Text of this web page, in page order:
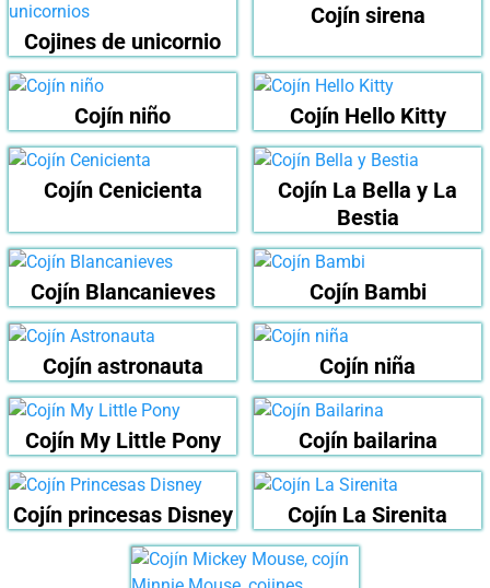
Cojines de unicornio
Cojín sirena
Cojín niño Cojín Hello Kitty
Cojín Cenicienta
Cojín La Bella y La
Bestia
Cojín Blancanieves Cojín Bambi
Cojín astronauta Cojín niña
Cojín My Little Pony Cojín bailarina
Cojín princesas Disney Cojín La Sirenita